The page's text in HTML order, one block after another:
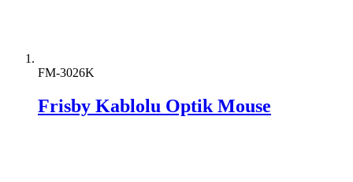
FM-3026K
Frisby Kablolu Optik Mouse